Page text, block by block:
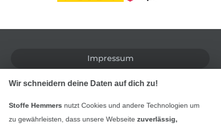
Impressum
AGB
Datenschutz
Wir schneidern deine Daten auf dich zu!
Stoffe Hemmers nutzt Cookies und andere Technologien um
zu gewährleisten, dass unsere Webseite zuverlässig,